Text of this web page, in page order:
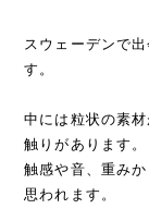
スウェーデンで
す。
中には粒状の素
触りがあります。
触感や音、重み
思われます。